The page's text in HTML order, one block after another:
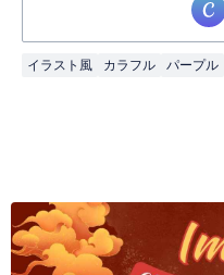
イラスト風 カラフル パープル